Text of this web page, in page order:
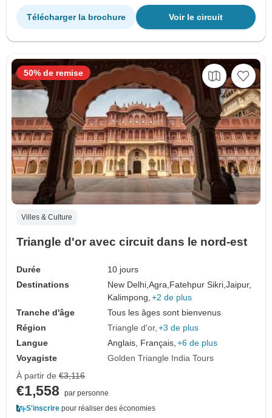
Voir le circuit
Télécharger la brochure
Villes & Culture
Triangle d'or avec circuit dans le nord-est
Durée
10 jours
Destinations
New Delhi,Agra, Fatehpur Sikri,Jaipur,
Kalimpong, +2 de plus
Tranche d'âge
Tous les âges sont bienvenus
Région
Triangle d'or +3 de plus
Langue
Anglais, Français, +6 de plus
Voyagiste
Golden Triangle India Tours
50% de remise
À partir de €3,116
€1,558
par personne
S'inscrire pour réaliser des économies